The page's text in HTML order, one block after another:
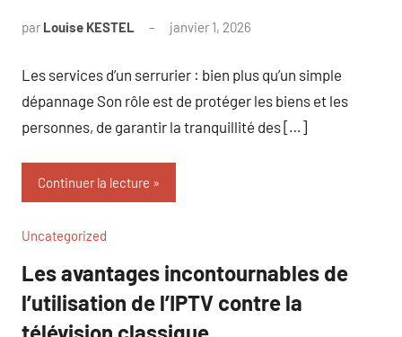
par Louise KESTEL janvier 1, 2026
Les services d’un serrurier : bien plus qu’un simple
dépannage Son rôle est de protéger les biens et les
personnes, de garantir la tranquillité des […]
Continuer la lecture
Uncategorized
Les avantages incontournables de
l’utilisation de l’IPTV contre la